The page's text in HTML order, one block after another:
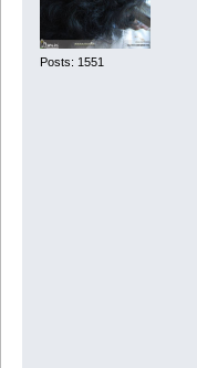
Posts: 1551